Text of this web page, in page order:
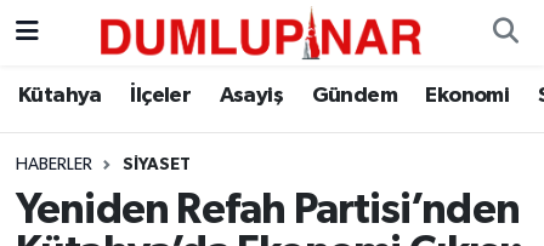
Kütahya İlçeler Asayiş Gündem Ekonomi
HABERLER SIYASET
Yeniden Refah Partisi’nden
Asayiş
Diğer
Dünya
Kütahya Hava Durumu
Kütahya Trafik Yoğunluk Haritası
Süper Lig Puan Durumu ve Fikstür